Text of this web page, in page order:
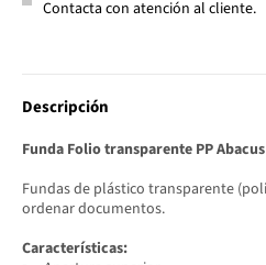
Contacta con atención al cliente.
Descripción
Funda Folio transparente PP
Fundas de plástico transparente
ordenar documentos.
Características: